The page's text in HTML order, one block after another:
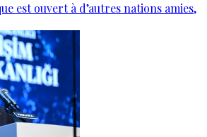
est ouvert à d’autres nations amies,